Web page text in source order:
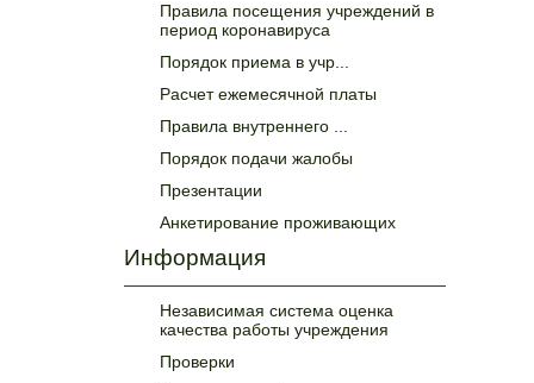
Правила посещения учреждений в
период коронавируса
Порядок приема в учр...
Расчет ежемесячной платы
Правила внутреннего ...
Порядок подачи жалобы
Презентации
Анкетирование проживающих
Информация
Независимая система оценка
качества работы учреждения
Проверки